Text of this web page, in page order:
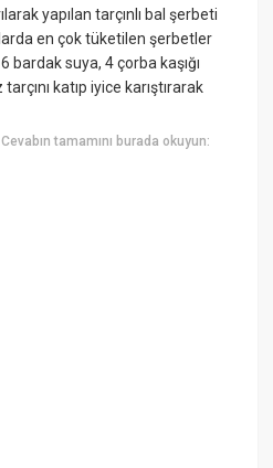
yapılan tarçınlı bal şerbeti
en çok tüketilen şerbetler
bardak suya, 4 çorba kaşığı
katıp iyice karıştırarak
Cevabın tamamını burada okuyun: